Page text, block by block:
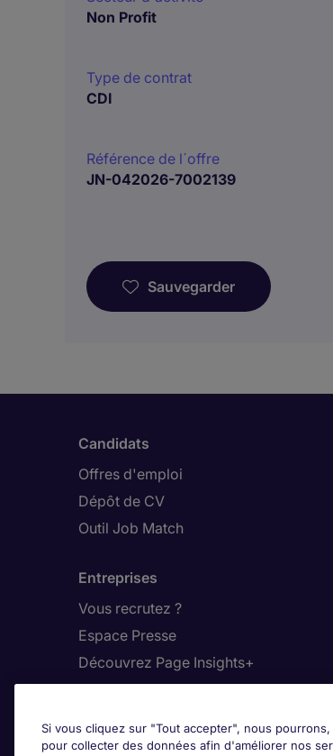
Non Profit
Type de contrat
CDI
Référence de l´offre
JN-042026-7002139
Sauvegarder
Candidats
Offres d'emploi
Dépôt de CV
Outil Job Match
Entreprises
Vous recrutez ?
Espace Presse
Découvrez Page Insights+
Nos bureaux en France
Si vous cliquez sur "Tout accepter", nous
pour collecter des données afin d'améliorer nos